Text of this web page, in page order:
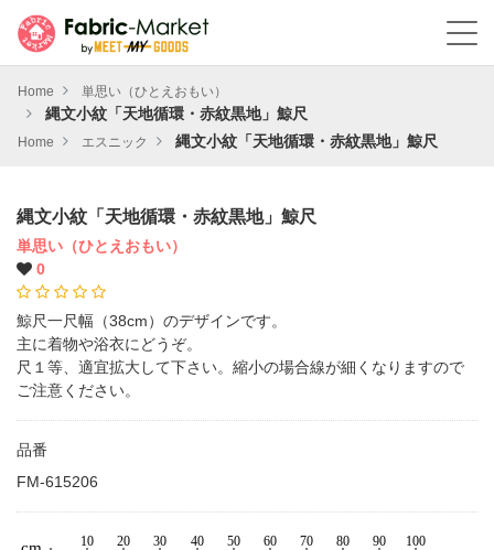
Home 単思い（ひとえおもい）
縄文小紋「天地循環・赤紋黒地」鯨尺
Home エスニック 縄文小紋「天地循環・赤紋黒地」鯨尺
縄文小紋「天地循環・赤紋黒地」鯨尺
単思い（ひとえおもい）
0
鯨尺一尺幅（38cm）のデザインです。
主に着物や浴衣にどうぞ。
尺１等、適宜拡大して下さい。縮小の場合線が細くなりますので
ご注意ください。
品番
FM-615206